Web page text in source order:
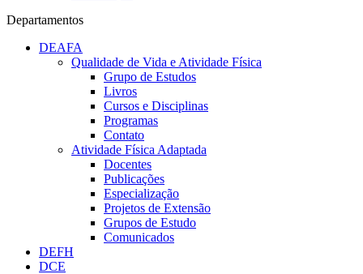
Departamentos
DEAFA
Qualidade de Vida e Atividade Física
Grupo de Estudos
Livros
Cursos e Disciplinas
Programas
Contato
Atividade Física Adaptada
Docentes
Publicações
Especialização
Projetos de Extensão
Grupos de Estudo
Comunicados
DEFH
DCE